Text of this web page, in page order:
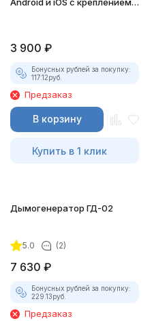
3 900 ₽
Бонусных рублей за покупку:
117.12руб.
Предзаказ
В корзину
Купить в 1 клик
Дымогенератор ГД-02
5.0 (2)
7 630 ₽
Бонусных рублей за покупку:
229.13руб.
Предзаказ